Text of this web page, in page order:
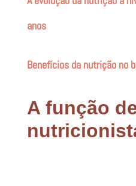
anos
Benefícios da nutrição no
A função